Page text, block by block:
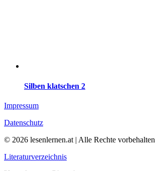
Silben klatschen 2
Impressum
Datenschutz
© 2026 lesenlernen.at | Alle Rechte vorbehalten
Literaturverzeichnis